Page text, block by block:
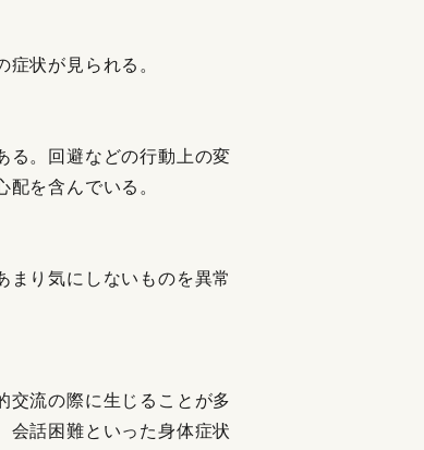
状が見られる。
る。回避などの行動上の変
を含んでいる。
まり気にしないものを異常
交流の際に生じることが多
会話困難といった身体症状